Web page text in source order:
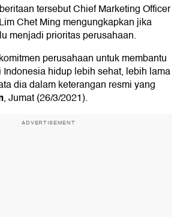
tersebut Chief Marketing Officer
Chet Ming mengungkapkan jika
menjadi prioritas perusahaan.
perusahaan untuk membantu
hidup lebih sehat, lebih lama
dia dalam keterangan resmi yang
, Jumat (26/3/2021).
ADVERTISEMENT